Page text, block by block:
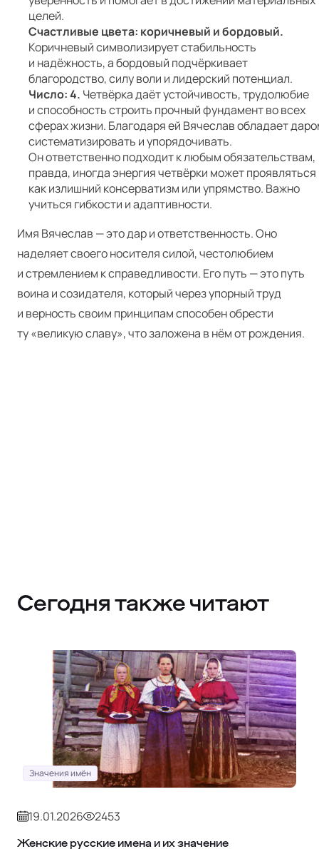
целей.
Счастливые цвета: коричневый и бордовый.
Коричневый символизирует стабильность
и надёжность, а бордовый подчёркивает
благородство, силу воли и лидерский потенциал.
Число: 4. Четвёрка даёт устойчивость, трудолюбие
и способность строить прочный фундамент во всех
сферах жизни. Благодаря ей Вячеслав обладает
систематизировать и упорядочивать.
Он ответственно подходит к любым обязательствам,
правда, иногда энергия четвёрки может проявляться
как излишний консерватизм или упрямство. Важно
учиться гибкости и адаптивности.
Имя Вячеслав — это дар и ответственность. Оно
наделяет своего носителя силой, честолюбием
и стремлением к справедливости. Его путь — это путь
воина и созидателя, который через упорный труд
и верность своим принципам способен обрести
ту «великую славу», что заложена в нём от рождения.
Сегодня также читают
Значения имён
19.01.2026 2453
Женские русские имена и их значение